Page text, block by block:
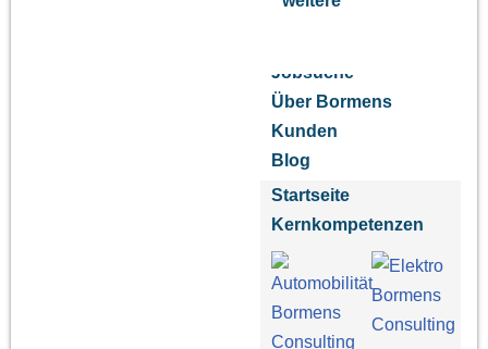
Jobsuche
Über Bormens
Kunden
Blog
Startseite
Kernkompetenzen